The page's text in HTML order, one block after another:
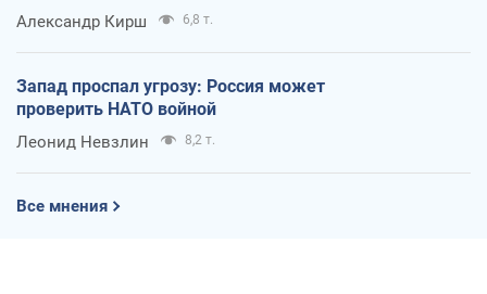
Александр Кирш 6,8 т.
Запад проспал угрозу: Россия может
проверить НАТО войной
Леонид Невзлин 8,2 т.
Все мнения